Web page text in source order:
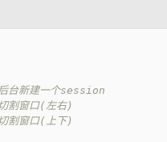
台新建一个session
割窗口(左右)
割窗口(上下)